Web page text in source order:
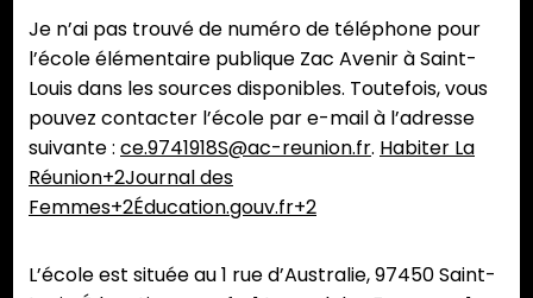
Je n’ai pas trouvé de numéro de téléphone pour
l’école élémentaire publique Zac Avenir à Saint-
Louis dans les sources disponibles. Toutefois, vous
pouvez contacter l’école par e-mail à l’adresse
suivante : ce.9741918S@ac-reunion.fr. Habiter La
Réunion+2Journal des
Femmes+2Éducation.gouv.fr+2
L’école est située au 1 rue d’Australie, 97450 Saint-